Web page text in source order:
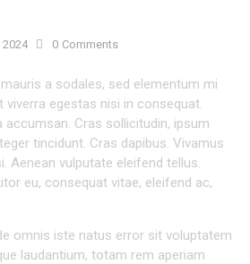
2024 0 Comments
a sodales, sed elementum mi
viverra egestas nisi in consequat.
accumsan. Cras sollicitudin, ipsum
tincidunt. Cras dapibus. Vivamus
Aenean vulputate eleifend tellus.
eu, consequat vitae, eleifend ac,
omnis iste natus error sit voluptatem
laudantium, totam rem aperiam